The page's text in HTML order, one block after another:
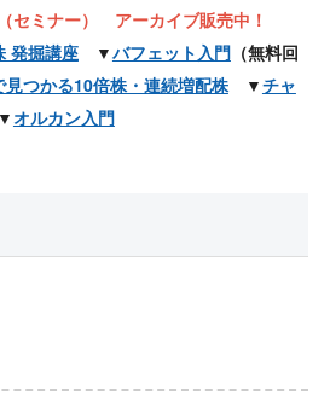
セミナー） アーカイブ販売中！
発掘講座▼バフェット入門（無料回
見つかる10倍株・連続増配株▼チャ
オルカン入門
信